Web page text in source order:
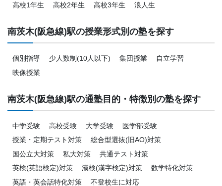
高校1年生
高校2年生 高校3年生 浪人生
南茨木(阪急線)駅の授業形式別の塾を探す
個別指導 少人数制(10人以下) 集団授業
自立学習
映像授業
南茨木(阪急線)駅の通塾目的・特徴別の塾を探す
中学受験 高校受験 大学受験
医学部受験
授業・定期テスト対策
総合型選抜(旧AO)対策
国公立大対策
私大対策
共通テスト対策
英検(英語検定)対策
漢検(漢字検定)対策
数学特化対策
英語・英会話特化対策
不登校生に対応